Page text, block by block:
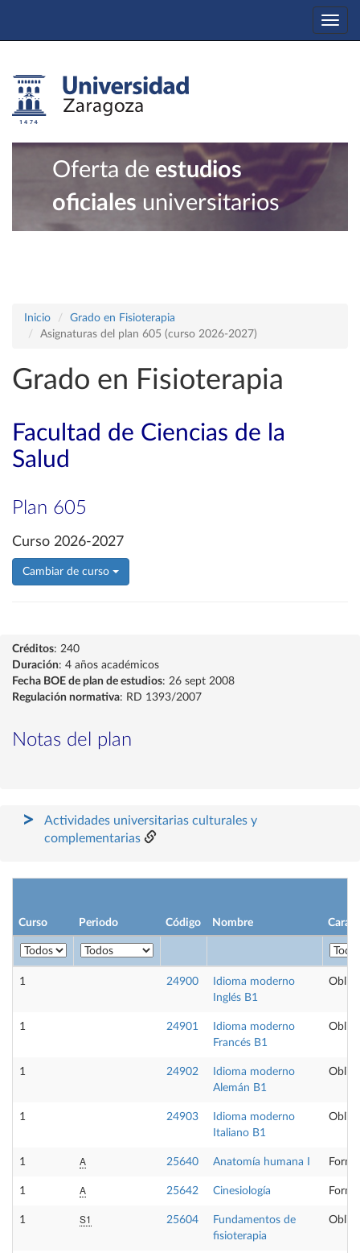
Oferta de estudios
oficiales universitarios
Inicio
Grado en Fisioterapia
Asignaturas del plan 605 (curso 2026-2027)
Grado en Fisioterapia
Facultad de Ciencias de la
Salud
Plan 605
Curso 2026-2027
Cambiar de curso
Créditos: 240
Duración: 4 años académicos
Fecha BOE de plan de estudios: 26 sept 2008
Regulación normativa: RD 1393/2007
Notas del plan
Actividades universitarias culturales y
complementarias
Curso Periodo Código Nombre
1 24900
Idioma moderno
Inglés B1
1 24901
Idioma moderno
Francés B1
1 24902
Idioma moderno
Alemán B1
1 24903
Idioma moderno
Italiano B1
1 A 25640 Anatomía humana I
1 A 25642 Cinesiología
1 S1 25604
Fundamentos de
fisioterapia